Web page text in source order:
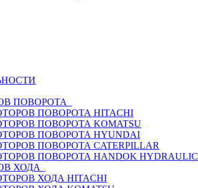
ПОВОРОТА
ПОВОРОТА HITACHI
ПОВОРОТА KOMATSU
ПОВОРОТА HYUNDAI
ПОВОРОТА CATERPILLAR
ПОВОРОТА HANDOK HYDRAULIC
ХОДА
ХОДА HITACHI